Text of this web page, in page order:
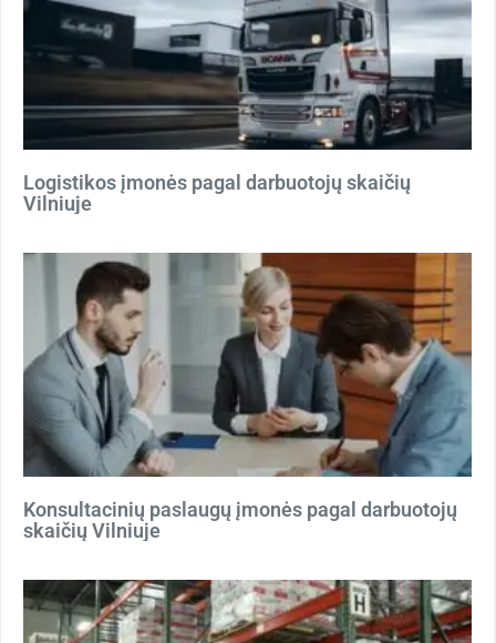
Logistikos įmonės pagal darbuotojų skaičių
Vilniuje
Konsultacinių paslaugų įmonės pagal darbuotojų
skaičių Vilniuje